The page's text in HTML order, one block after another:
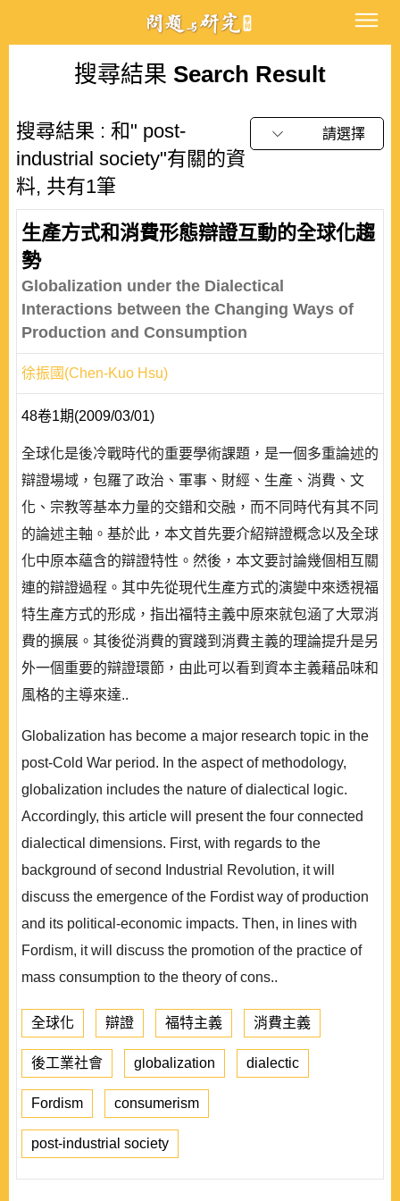
搜尋結果 Search Result
搜尋結果 : 和" post-
industrial society"有關的資
料, 共有1筆
請選擇
生產方式和消費形態辯證互動的全球化趨
勢
Globalization under the Dialectical
Interactions between the Changing Ways of
Production and Consumption
徐振國(Chen-Kuo Hsu)
48卷1期(2009/03/01)
全球化是後冷戰時代的重要學術課題，是一個多重論述的
辯證場域，包羅了政治、軍事、財經、生產、消費、文
化、宗教等基本力量的交錯和交融，而不同時代有其不同
的論述主軸。基於此，本文首先要介紹辯證概念以及全球
化中原本蘊含的辯證特性。然後，本文要討論幾個相互關
連的辯證過程。其中先從現代生產方式的演變中來透視福
特生產方式的形成，指出福特主義中原來就包涵了大眾消
費的擴展。其後從消費的實踐到消費主義的理論提升是另
外一個重要的辯證環節，由此可以看到資本主義藉品味和
風格的主導來達..
Globalization has become a major research topic in the
post-Cold War period. In the aspect of methodology,
globalization includes the nature of dialectical logic.
Accordingly, this article will present the four connected
dialectical dimensions. First, with regards to the
background of second Industrial Revolution, it will
discuss the emergence of the Fordist way of production
and its political-economic impacts. Then, in lines with
Fordism, it will discuss the promotion of the practice of
mass consumption to the theory of cons..
全球化 辯證 福特主義 消費主義
後工業社會 globalization dialectic
Fordism consumerism
post-industrial society